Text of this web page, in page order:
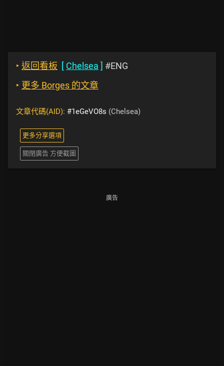
‣ 返回看板 [ Chelsea ] #ENG
‣ 更多 Borges 的文章
文章代碼(AID): #1eGeVO8s (Chelsea)
更多分享選項
關閉廣告 方便截圖
廣告